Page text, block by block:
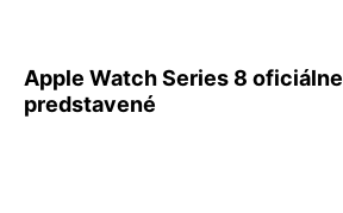
Apple Watch Series 8 oficiálne
predstavené